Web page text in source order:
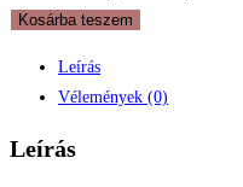
Kosárba teszem
Leírás
Vélemények (0)
Leírás